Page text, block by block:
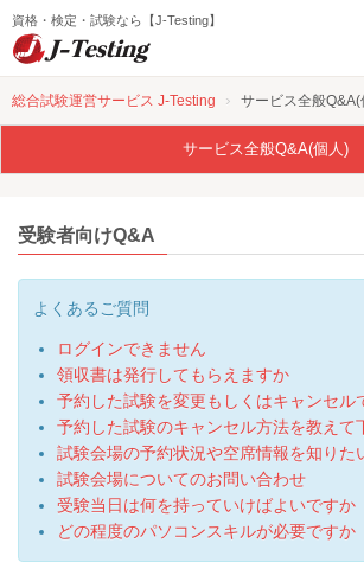
資格・検定・試験なら【J-Testing】
試験一覧
サービス全般Q&A(個人)
お問い合わせ
総合試験運営サービス J-Testing › サービス全般Q&A(
サービス全般Q&A(個人)
受験者向けQ&A
よくあるご質問
ログインできません
領収書は発行してもらえますか
予約した試験を変更もしくはキャンセル
予約した試験のキャンセル方法を教えて
試験会場の予約状況や空席情報を知りた
試験会場についてのお問い合わせ
受験当日は何を持っていけばよいですか
どの程度のパソコンスキルが必要ですか